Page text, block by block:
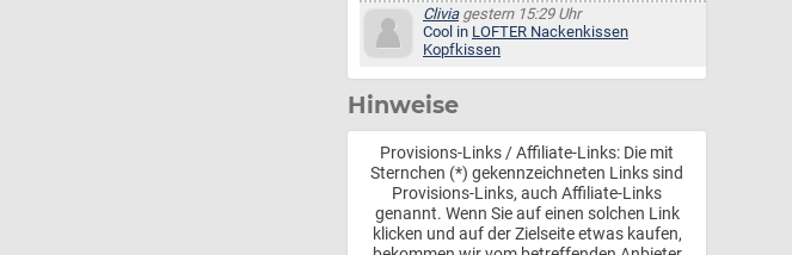
Cliviagestern 15:29 Uhr
Cool in LOFTER Nackenkissen
Kopfkissen
Hinweise
Provisions-Links / Affiliate-Links: Die mit
Sternchen (*) gekennzeichneten Links sind
Provisions-Links, auch Affiliate-Links
genannt. Wenn Sie auf einen solchen Link
klicken und auf der Zielseite etwas kaufen,